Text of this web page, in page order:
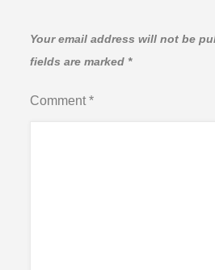
Your email address will not be
fields are marked *
Comment*